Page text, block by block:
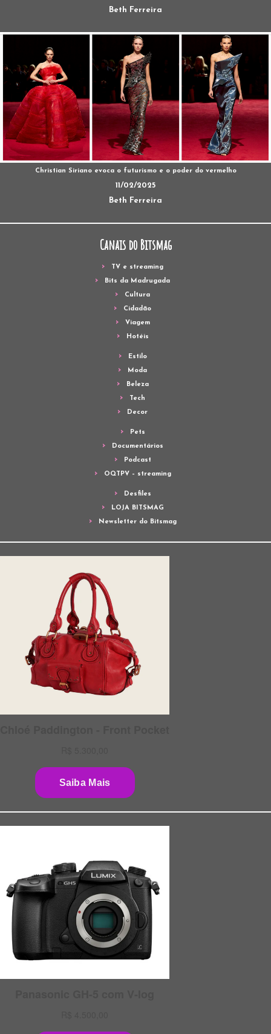
Beth Ferreira
Christian Siriano evoca o futurismo e o poder do vermelho
11/02/2025
Beth Ferreira
Canais do Bitsmag
TV e streaming
Bits da Madrugada
Cultura
Cidadão
Viagem
Hotéis
Estilo
Moda
Beleza
Tech
Decor
Pets
Documentários
Podcast
OQTPV – streaming
Desfiles
LOJA BITSMAG
Newsletter do Bitsmag